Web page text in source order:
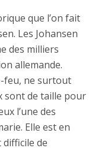
que l’on fait
Les Johansen
des milliers
allemande.
feu, ne surtout
sont de taille pour
l’une des
Elle est en
de